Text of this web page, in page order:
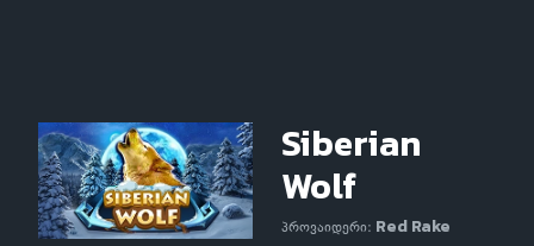
Siberian
Wolf
პროვაიდერი: Red Rake